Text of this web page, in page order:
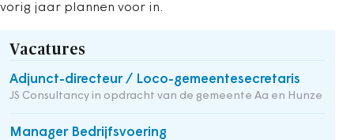
vorig jaar plannen voor in.
Vacatures
Adjunct-directeur / Loco-gemeentesecretaris
JS Consultancy in opdracht van de gemeente Aa en Hunze
Manager Bedrijfsvoering